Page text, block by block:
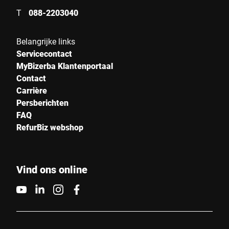
T 088-2203040
Belangrijke links
Servicecontact
MyBizerba Klantenportaal
Contact
Carrière
Persberichten
FAQ
RefurBiz webshop
Vind ons online